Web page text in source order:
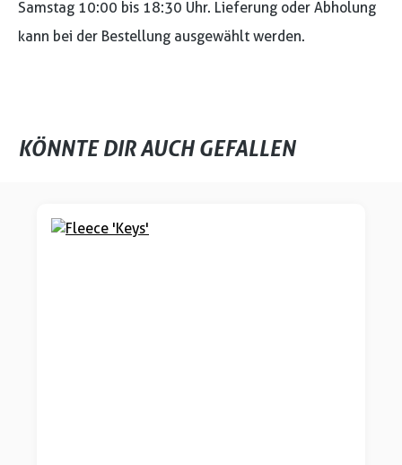
Samstag 10:00 bis 18:30 Uhr. Lieferung oder Abholung
kann bei der Bestellung ausgewählt werden.
KÖNNTE DIR AUCH GEFALLEN